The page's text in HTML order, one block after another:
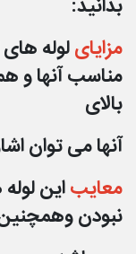
بدانید:
مزایایلوله
مناسب آنها و
بالای
آنهامی توان
معایباین
نبودن